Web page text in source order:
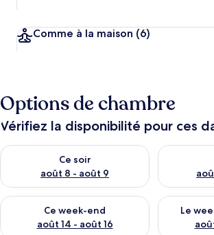
Comme à la maison (6)
Options de chambre
Vérifiez la disponibilité pour ces
Ce soir
août 8 - août 9
Vérifier la disponibilité pour ce soir août 8 -
Vérifier la
Ce week-end
août 14 - août 16
Vérifier la disponibilité pour ce week-end
Le
Vérifier la